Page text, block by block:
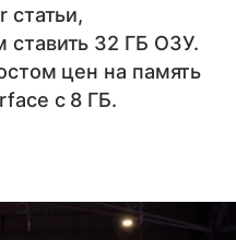
статьи,
ставить 32 ГБ ОЗУ.
цен на память
с 8 ГБ.